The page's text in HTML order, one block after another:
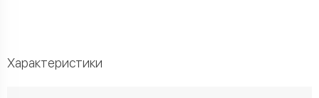
Характеристики